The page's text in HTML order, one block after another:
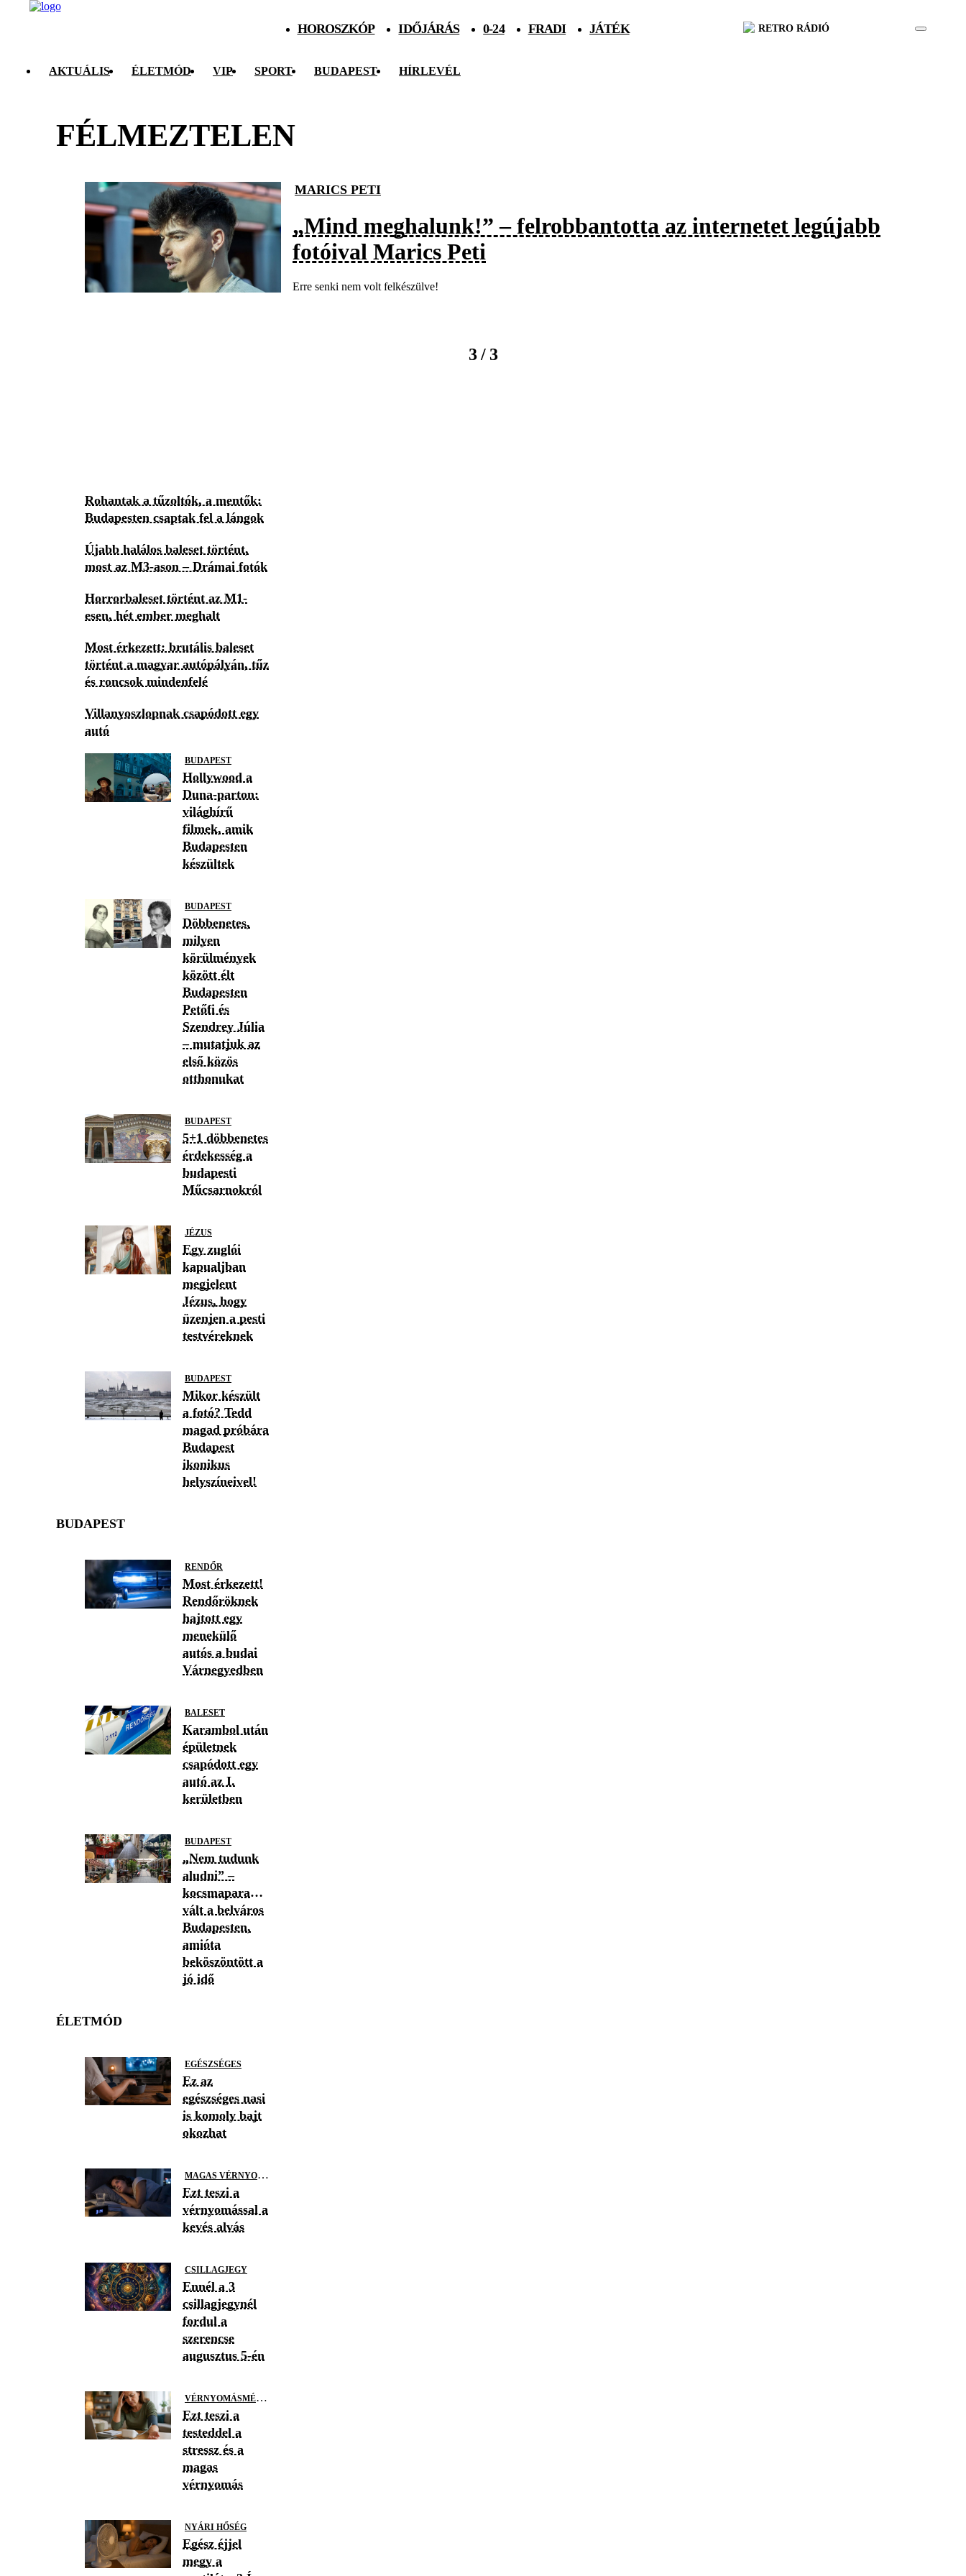
HOROSZKÓP IDŐJÁRÁS 0-24 FRADI JÁTÉK RETRO RÁDIÓ
AKTUÁLIS ÉLETMÓD VIP SPORT BUDAPEST HÍRLEVÉL
FÉLMEZTELEN
MARICS PETI
„Mind meghalunk!” – felrobbantotta az internetet legújabb
fotóival Marics Peti
Erre senki nem volt felkészülve!
3 / 3
Rohantak a tűzoltók, a mentők:
Budapesten csaptak fel a lángok
Újabb halálos baleset történt,
most az M3-ason – Drámai fotók
Horrorbaleset történt az M1-
esen, hét ember meghalt
Most érkezett: brutális baleset
történt a magyar autópályán, tűz
és roncsok mindenfelé
Villanyoszlopnak csapódott egy
autó
BUDAPEST
Hollywood a
Duna-parton:
világhírű
filmek, amik
Budapesten
készültek
BUDAPEST
Döbbenetes,
milyen
körülmények
között élt
Budapesten
Petőfi és
Szendrey Júlia
– mutatjuk az
első közös
otthonukat
BUDAPEST
5+1 döbbenetes
érdekesség a
budapesti
Műcsarnokról
JÉZUS
Egy zuglói
kapualjban
megjelent
Jézus, hogy
üzenjen a pesti
testvéreknek
BUDAPEST
Mikor készült
a fotó? Tedd
magad próbára
Budapest
ikonikus
helyszíneivel!
BUDAPEST
RENDŐR
Most érkezett!
Rendőröknek
hajtott egy
menekülő
autós a budai
Várnegyedben
BALESET
Karambol után
épületnek
csapódott egy
autó az I.
kerületben
BUDAPEST
„Nem tudunk
aludni” –
kocsmaparadicsommá
vált a belváros
Budapesten,
amióta
beköszöntött a
jó idő
ÉLETMÓD
EGÉSZSÉGES
Ez az
egészséges nasi
is komoly bajt
okozhat
M
AGAS VÉRNYOMÁS
Ezt teszi a
vérnyomással a
kevés alvás
CSILLAGJEGY
Ennél a 3
csillagjegynél
fordul a
szerencse
augusztus 5-én
V
ÉRNYOMÁSMÉRÉS
Ezt teszi a
testeddel a
stressz és a
magas
vérnyomás
NYÁRI HŐSÉG
Egész éjjel
megy a